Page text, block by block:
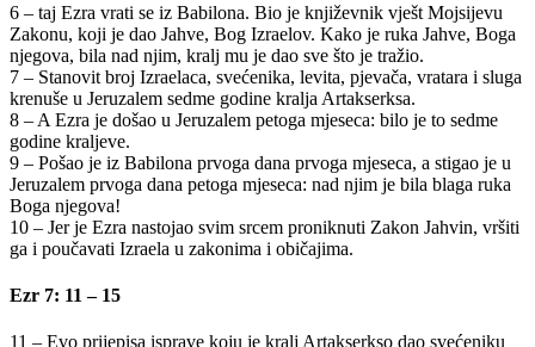
6 – taj Ezra vrati se iz Babilona. Bio je književnik vješt Mojsijevu
Zakonu, koji je dao Jahve, Bog Izraelov. Kako je ruka Jahve, Boga
njegova, bila nad njim, kralj mu je dao sve što je tražio.
7 – Stanovit broj Izraelaca, svećenika, levita, pjevača, vratara i sluga
krenuše u Jeruzalem sedme godine kralja Artakserksa.
8 – A Ezra je došao u Jeruzalem petoga mjeseca: bilo je to sedme
godine kraljeve.
9 – Pošao je iz Babilona prvoga dana prvoga mjeseca, a stigao je u
Jeruzalem prvoga dana petoga mjeseca: nad njim je bila blaga ruka
Boga njegova!
10 – Jer je Ezra nastojao svim srcem proniknuti Zakon Jahvin, vršiti
ga i poučavati Izraela u zakonima i običajima.
Ezr 7: 11 – 15
11 – Evo prijepisa isprave koju je kralj Artakserkso dao svećeniku